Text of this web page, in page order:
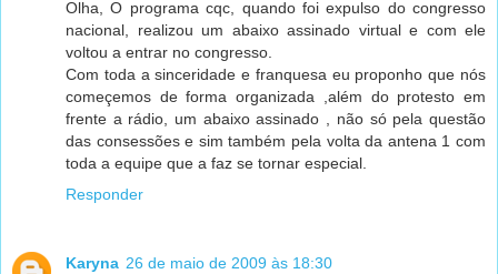
Olha, O programa cqc, quando foi expulso do congresso
nacional, realizou um abaixo assinado virtual e com ele
voltou a entrar no congresso.
Com toda a sinceridade e franquesa eu proponho que nós
começemos de forma organizada ,além do protesto em
frente a rádio, um abaixo assinado , não só pela questão
das consessões e sim também pela volta da antena 1 com
toda a equipe que a faz se tornar especial.
Responder
Karyna 26 de maio de 2009 às 18:30